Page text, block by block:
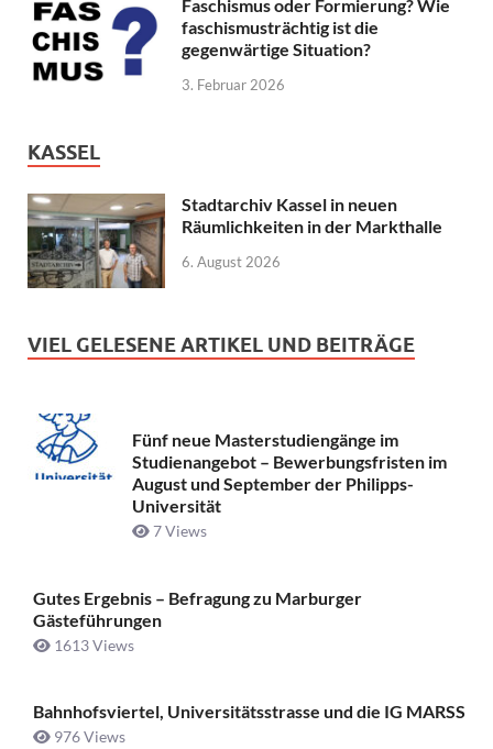
Faschismus oder Formierung? Wie
faschismusträchtig ist die
gegenwärtige Situation?
3. Februar 2026
KASSEL
Stadtarchiv Kassel in neuen
Räumlichkeiten in der Markthalle
6. August 2026
VIEL GELESENE ARTIKEL UND BEITRÄGE
Fünf neue Masterstudiengänge im
Studienangebot – Bewerbungsfristen im
August und September der Philipps-
Universität
7 Views
Gutes Ergebnis – Befragung zu Marburger
Gästeführungen
1613 Views
Bahnhofsviertel, Universitätsstrasse und die IG MARSS
976 Views